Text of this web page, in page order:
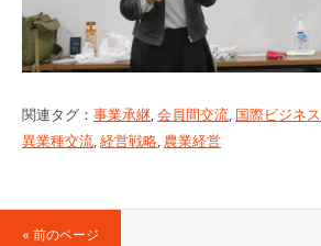
関連タグ： 事業承継,会員間交流, 国際ビジネス
異業種交流,経営戦略, 農業経営
« 前のページ